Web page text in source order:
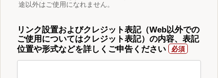
途以外はご使用になれません。
リンク設置およびクレジット表記（Web以外での
ご使用についてはクレジット表記）の内容、表記
位置や形式などを詳しくご申告ください